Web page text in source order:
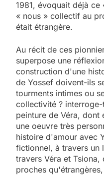
1981, évoquait déjà ce
« nous » collectif au
était étrangère.
Au récit de ces
superpose une
construction d'une
de Yossef doivent-ils
tourments intimes ou
collectivité ?
peinture de Véra,
une oeuvre très
histoire d'amour avec
fictionnel, à travers un
travers Véra et Tsiona,
proches